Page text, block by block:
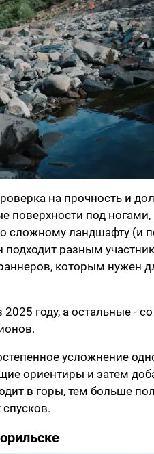
на прочность и
поверхности под ногами,
сложному ландшафту (и
разным
которым нужен
году, а остальные -
усложнение
ориентиры и затем
в горы, тем больше